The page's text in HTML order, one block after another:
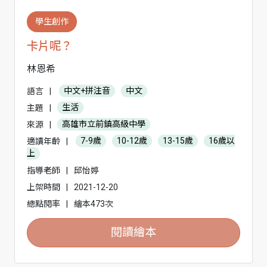
學生創作
卡片呢？
林恩希
語言 中文+拼注音
中文
主題
生活
來源
高雄市立前鎮高級中學
適讀年齡
7-9歲 10-12歲 13-15歲
16歲以
上
指導老師
邱怡婷
上架時間
2021-12-20
總點閱率
繪本473次
閱讀繪本